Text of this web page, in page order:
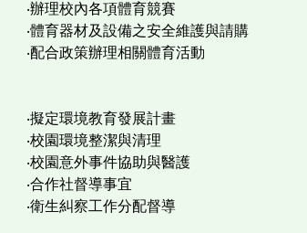
‧辦理校內各項體育競賽
‧體育器材及設備之安全維護與請購
‧配合政策辦理相關體育活動
‧擬定環境教育發展計畫
‧校園環境整潔與清理
‧校園意外事件協助與醫護
‧合作社督導事宜
‧衛生糾察工作分配督導